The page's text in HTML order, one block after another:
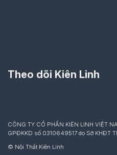
Theo dõi Kiên Linh
CÔNG TY CỔ PHẦN KIÊN LINH VIỆT
GPĐKKD số 0310649517 do Sở KHĐT
© Nội Thất Kiên Linh